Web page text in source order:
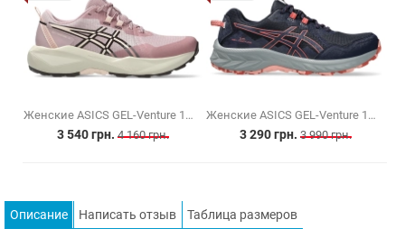
Женские ASICS GEL-Venture 11 (1012B933-700)
3 540 грн. 4 160 грн.
Женские ASICS GEL-Venture 10 (1012B759-402)
3 290 грн. 3 990 грн.
Описание Написать отзыв
Таблица размеров